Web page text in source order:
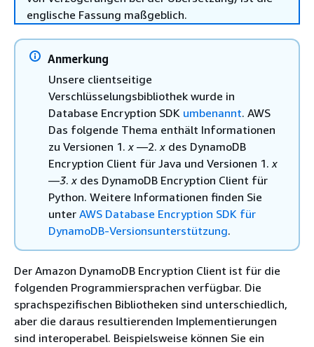
englische Fassung maßgeblich.
Anmerkung
Unsere clientseitige
Verschlüsselungsbibliothek wurde in
Database Encryption SDK umbenannt. AWS
Das folgende Thema enthält Informationen
zu Versionen 1.x —2.x des DynamoDB
Encryption Client für Java und Versionen 1.x
—3.x des DynamoDB Encryption Client für
Python. Weitere Informationen finden Sie
unter AWS Database Encryption SDK für
DynamoDB-Versionsunterstützung.
Der Amazon DynamoDB Encryption Client ist für die
folgenden Programmiersprachen verfügbar. Die
sprachspezifischen Bibliotheken sind unterschiedlich,
aber die daraus resultierenden Implementierungen
sind interoperabel. Beispielsweise können Sie ein